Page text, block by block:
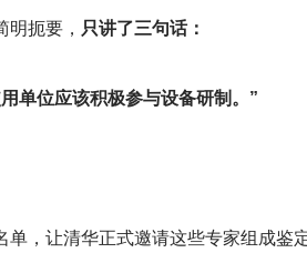
扼要， 只讲了三句话：
单位应该积极参与设备研制。”
，让清华正式邀请这些专家组成鉴